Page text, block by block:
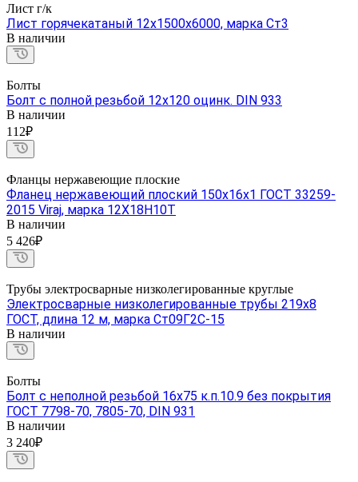
Лист г/к
Лист горячекатаный 12х1500х6000, марка Ст3
В наличии
Болты
Болт с полной резьбой 12х120 оцинк. DIN 933
В наличии
112₽
Фланцы нержавеющие плоские
Фланец нержавеющий плоский 150х16х1 ГОСТ 33259-
2015 Viraj, марка 12Х18Н10Т
В наличии
5 426₽
Трубы электросварные низколегированные круглые
Электросварные низколегированные трубы 219х8
ГОСТ, длина 12 м, марка Ст09Г2С-15
В наличии
Болты
Болт с неполной резьбой 16х75 к.п.10.9 без покрытия
ГОСТ 7798-70, 7805-70, DIN 931
В наличии
3 240₽